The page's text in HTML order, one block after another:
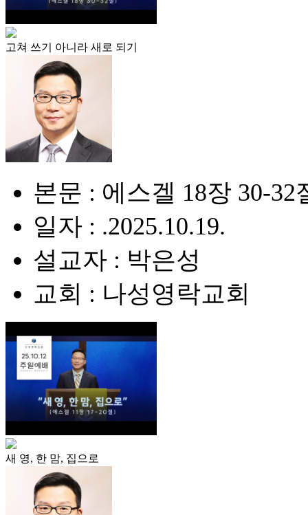
고쳐 쓰기 아니라 새로 되기
본문 : 에스겔 18장 30-32
일자 : .2025.10.19.
설교자 : 박은성
교회 : 나성영락교회
새 영, 한 맘, 집으로